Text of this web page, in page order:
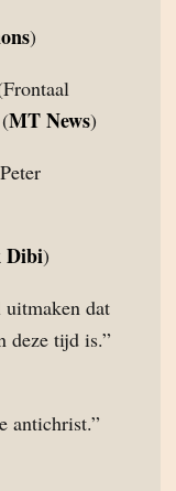
)
MT News)
Dibi)
uitmaken dat
deze tijd is.”
antichrist.”